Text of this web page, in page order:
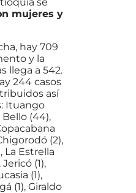
mujeres y
hay 709
y la
llega a 542.
244 casos
así
Ituango
Bello (44),
(2),
La Estrella
(1),
(1),
(1), Giraldo